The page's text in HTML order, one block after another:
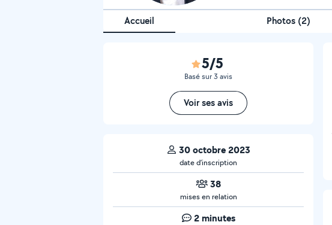
Accueil Photos (2)
5/5
Basé sur 3 avis
Voir ses avis
30 octobre 2023
date d’inscription
38
mises en relation
2 minutes